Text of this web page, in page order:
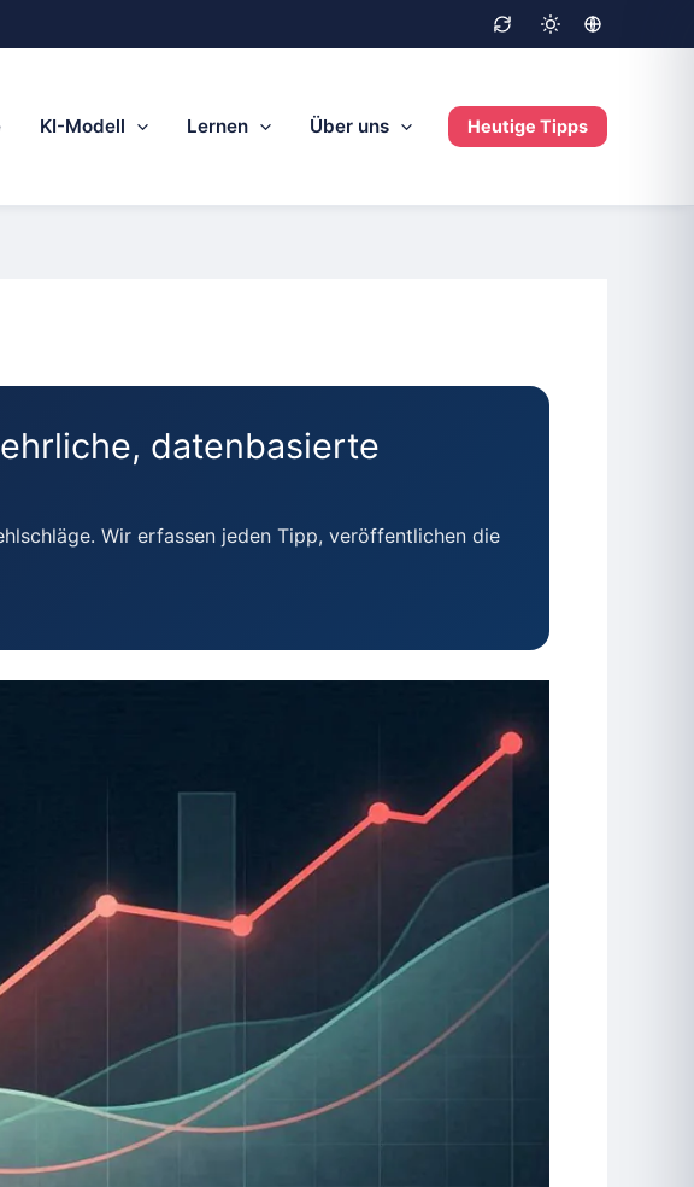
KI-Modell Lernen Über uns Heutige Tipps
datenbasierte
Wir erfassen jeden Tipp, veröffentlichen die